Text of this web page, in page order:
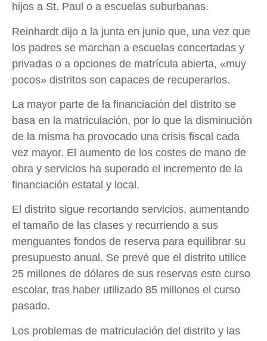
hijos a St. Paul o a escuelas suburbanas.
Reinhardt dijo a la junta en junio que, una vez que
los padres se marchan a escuelas concertadas y
privadas o a opciones de matrícula abierta, «muy
pocos» distritos son capaces de recuperarlos.
La mayor parte de la financiación del distrito se
basa en la matriculación, por lo que la disminución
de la misma ha provocado una crisis fiscal cada
vez mayor. El aumento de los costes de mano de
obra y servicios ha superado el incremento de la
financiación estatal y local.
El distrito sigue recortando servicios, aumentando
el tamaño de las clases y recurriendo a sus
menguantes fondos de reserva para equilibrar su
presupuesto anual. Se prevé que el distrito utilice
25 millones de dólares de sus reservas este curso
escolar, tras haber utilizado 85 millones el curso
pasado.
Los problemas de matriculación del distrito y las